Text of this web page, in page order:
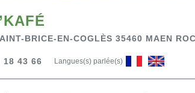
BRICE-EN-COGLÈS 35460 MAEN
18 43 66 Langues(s) parlée(s)